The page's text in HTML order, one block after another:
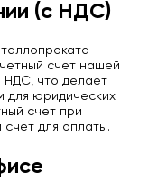
(с НДС)
счет нашей
НДС, что делает
для юридических
счет при
для оплаты.